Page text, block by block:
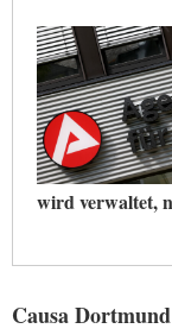
wird verwaltet,
Causa Dortmund